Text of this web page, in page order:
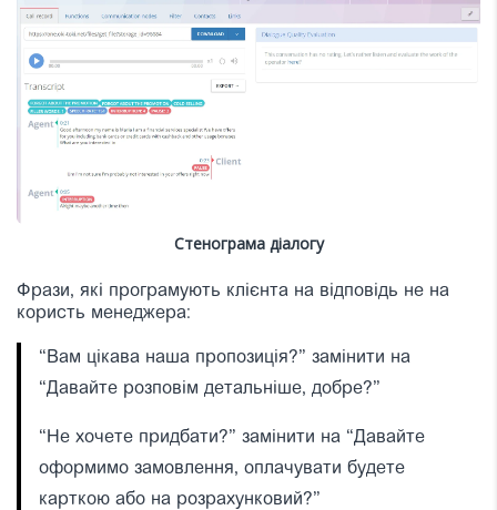
Стенограма діалогу
Фрази, які програмують клієнта на відповідь не на
користь менеджера:
“Вам цікава наша пропозиція?” замінити на
“Давайте розповім детальніше, добре?”
“Не хочете придбати?” замінити на “Давайте
оформимо замовлення, оплачувати будете
карткою або на розрахунковий?”